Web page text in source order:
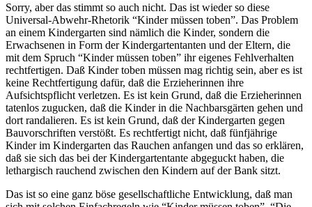
Sorry, aber das stimmt so auch nicht. Das ist wieder so diese
Universal-Abwehr-Rhetorik “Kinder müssen toben”. Das Problem
an einem Kindergarten sind nämlich die Kinder, sondern die
Erwachsenen in Form der Kindergartentanten und der Eltern, die
mit dem Spruch “Kinder müssen toben” ihr eigenes Fehlverhalten
rechtfertigen. Daß Kinder toben müssen mag richtig sein, aber es ist
keine Rechtfertigung dafür, daß die Erzieherinnen ihre
Aufsichtspflicht verletzen. Es ist kein Grund, daß die Erzieherinnen
tatenlos zugucken, daß die Kinder in die Nachbarsgärten gehen und
dort randalieren. Es ist kein Grund, daß der Kindergarten gegen
Bauvorschriften verstößt. Es rechtfertigt nicht, daß fünfjährige
Kinder im Kindergarten das Rauchen anfangen und das so erklären,
daß sie sich das bei der Kindergartentante abgeguckt haben, die
lethargisch rauchend zwischen den Kindern auf der Bank sitzt.
Das ist so eine ganz böse gesellschaftliche Entwicklung, daß man